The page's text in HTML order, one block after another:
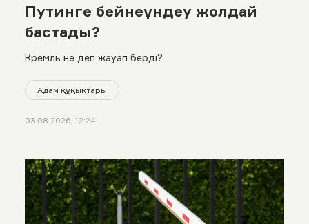
Путинге бейнеүндеу жолдай
бастады?
Кремль не деп жауап берді?
Адам құқықтары
03.08.2026, 12:24